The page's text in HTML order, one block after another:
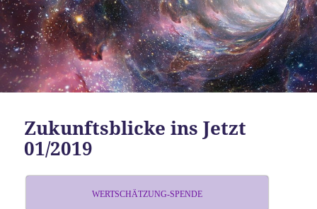
Zukunftsblicke ins Jetzt
01/2019
WERTSCHÄTZUNG-SPENDE